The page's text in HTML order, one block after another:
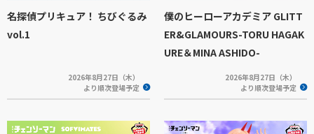
名探偵プリキュア！ ちびぐるみ
vol.1
2026年8月27日（木）
より順次登場予定
僕のヒーローアカデミア GLITT
ER&GLAMOURS-TORU HAGAK
URE＆MINA ASHIDO-
2026年8月27日（木）
より順次登場予定